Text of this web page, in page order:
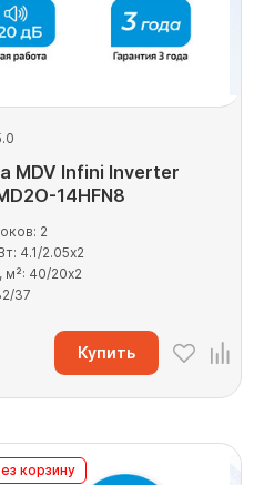
MDV Infini Inverter
14HFN8
2
4.1/2.05x2
40/20x2
37
Купить
корзину